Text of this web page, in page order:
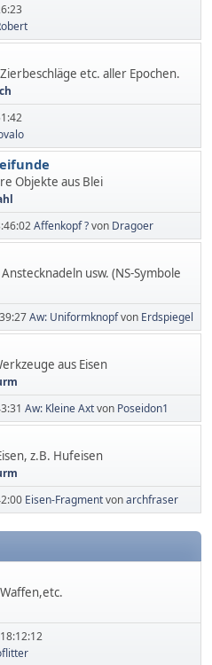
etc. aller Epochen.
Objekte aus Blei
Affenkopf ?von Dragoer
usw. (NS-Symbole
Aw: Uniformknopfvon Erdspiegel
aus Eisen
Aw: Kleine Axtvon Poseidon1
z.B. Hufeisen
Eisen-Fragmentvonarchfraser